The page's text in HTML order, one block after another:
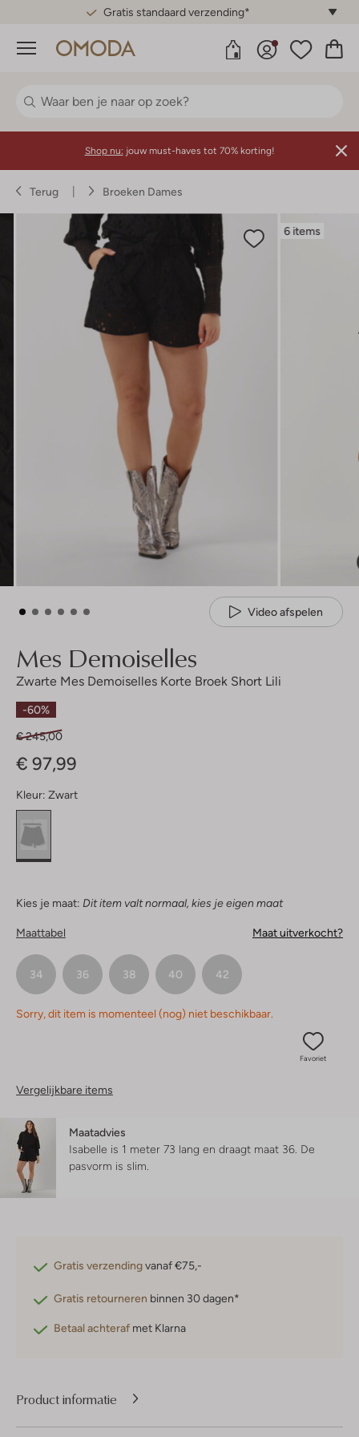
Gratis standaard verzending*
Menu
Shop nu: jouw must-haves tot 70% korting!
Terug Broeken Dames
6 items
Video afspelen
Mes Demoiselles
Zwarte Mes Demoiselles Korte Broek Short Lili
-60%
€ 245,00
€ 97,99
Kleur: Zwart
Kies je maat: Dit item valt normaal, kies je eigen maat
Maattabel Maat uitverkocht?
34 36 38 40 42
Sorry, dit item is momenteel (nog) niet beschikbaar.
Favoriet
Vergelijkbare items
Maatadvies
Isabelle is 1 meter 73 lang en draagt maat 36. De
pasvorm is slim
Gratis verzendingvanaf €75,-
Gratis retourneren binnen 30 dagen*
Betaal achteraf met Klarna
Product informatie